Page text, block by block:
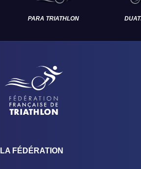
PARA TRIATHLON
LA FÉDÉRATION